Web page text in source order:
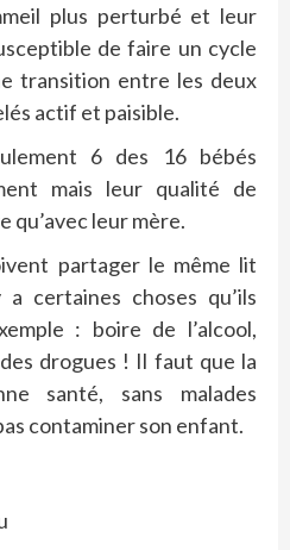
plus perturbé et leur
de faire un cycle
transition entre les deux
actif et paisible.
6 des 16 bébés
mais leur qualité de
qu’avec leur mère.
partager le même lit
certaines choses qu’ils
: boire de l’alcool,
drogues ! Il faut que la
santé, sans malades
contaminer son enfant.